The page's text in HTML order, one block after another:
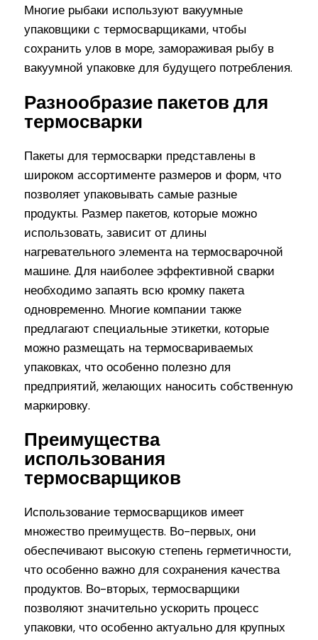
Многие рыбаки используют вакуумные
упаковщики с термосварщиками, чтобы
сохранить улов в море, замораживая рыбу в
вакуумной упаковке для будущего потребления.
Разнообразие пакетов для
термосварки
Пакеты для термосварки представлены в
широком ассортименте размеров и форм, что
позволяет упаковывать самые разные
продукты. Размер пакетов, которые можно
использовать, зависит от длины
нагревательного элемента на термосварочной
машине. Для наиболее эффективной сварки
необходимо запаять всю кромку пакета
одновременно. Многие компании также
предлагают специальные этикетки, которые
можно размещать на термосвариваемых
упаковках, что особенно полезно для
предприятий, желающих наносить собственную
маркировку.
Преимущества
использования
термосварщиков
Использование термосварщиков имеет
множество преимуществ. Во-первых, они
обеспечивают высокую степень герметичности,
что особенно важно для сохранения качества
продуктов. Во-вторых, термосварщики
позволяют значительно ускорить процесс
упаковки, что особенно актуально для крупных